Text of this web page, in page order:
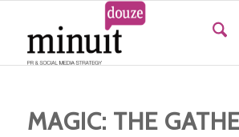
MAGIC: THE